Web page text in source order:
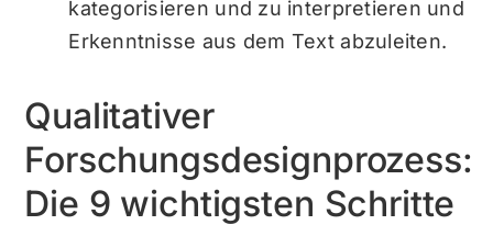
kategorisieren und zu interpretieren und
Erkenntnisse aus dem Text abzuleiten.
Qualitativer
Forschungsdesignprozess:
Die 9 wichtigsten Schritte